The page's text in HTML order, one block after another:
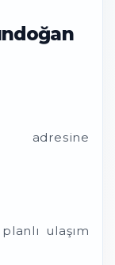
adresine
ulaşım